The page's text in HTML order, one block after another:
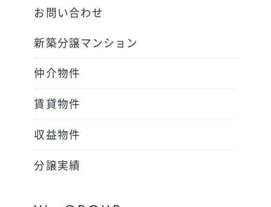
お問い合わせ
新築分譲マンション
仲介物件
賃貸物件
収益物件
分譲実績